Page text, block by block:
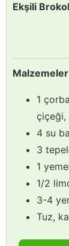
Ekşili
Malzemeler
1
çiçeği,
4 su
3
1
1/2
3-4
Tuz,